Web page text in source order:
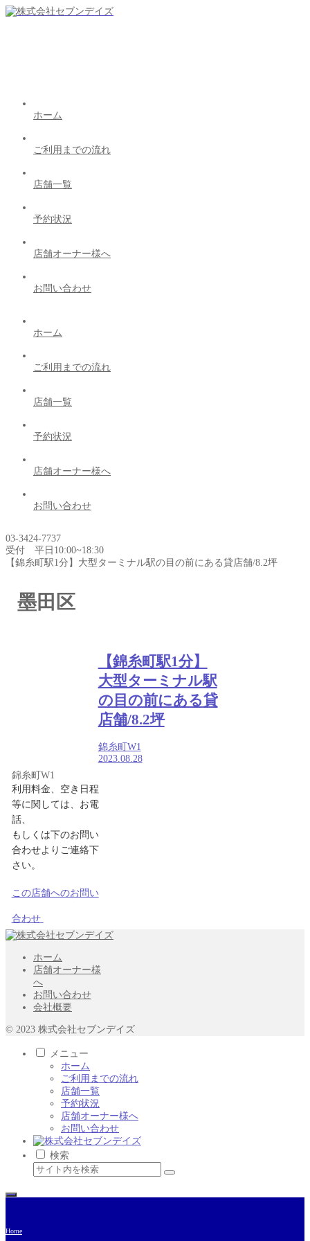
ホーム
ご利用までの流れ
店舗一覧
予約状況
店舗オーナー様へ
お問い合わせ
ホーム
ご利用までの流れ
店舗一覧
予約状況
店舗オーナー様へ
お問い合わせ
03-3424-7737
受付 平日10:00~18:30
【錦糸町駅1分】大型ターミナル駅の目の前にある貸店舗/8.2坪
墨田区
【錦糸町駅1分】
大型ターミナル駅
の目の前にある貸
店舗/8.2坪
錦糸町W1
2023.08.28
錦糸町W1
利用料金、空き日程
等に関しては、お電
話、
もしくは下のお問い
合わせよりご連絡下
さい。
この店舗へのお問い
合わせ
ホーム
店舗オーナー様
へ
お問い合わせ
会社概要
© 2023 株式会社セブンデイズ
メニュー
ホーム
ご利用までの流れ
店舗一覧
予約状況
店舗オーナー様へ
お問い合わせ
検索
Home